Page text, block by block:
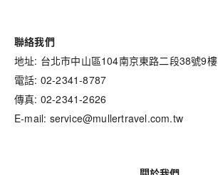
聯絡我們
地址: 台北市中山區104南京東路二段38號9樓
電話: 02-2341-8787
傳真: 02-2341-2626
E-mail: service@mullertravel.com.tw